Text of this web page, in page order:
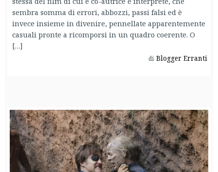
sembra somma di errori, abbozzi, passi falsi ed è
invece insieme in divenire, pennellate apparentemente
casuali pronte a ricomporsi in un quadro coerente. O
[…]
di Blogger Erranti